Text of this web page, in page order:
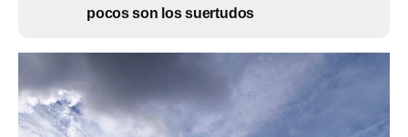
pocos son los suertudos